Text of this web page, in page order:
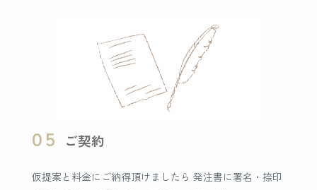
05 ご契約
仮提案と料金にご納得頂けましたら 発注書に署名・捺印